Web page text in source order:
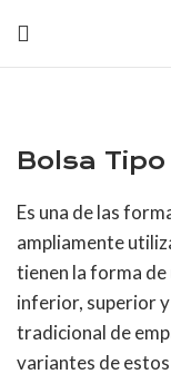
Bolsa
Es una de las
ampliamente
tienen la forma de
inferior, superior
tradicional de
variantes de